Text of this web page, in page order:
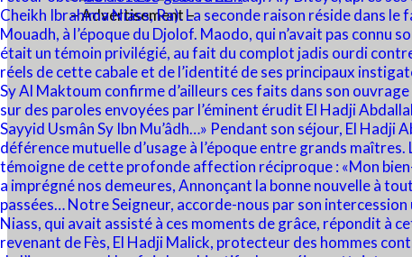
– Advertisement –